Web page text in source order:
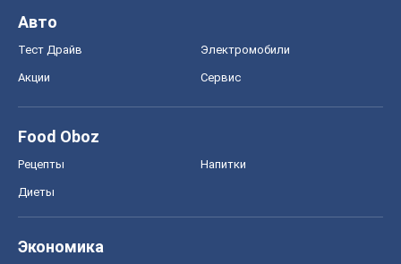
Авто
Тест Драйв Электромобили
Акции Сервис
Food Oboz
Рецепты Напитки
Диеты
Экономика